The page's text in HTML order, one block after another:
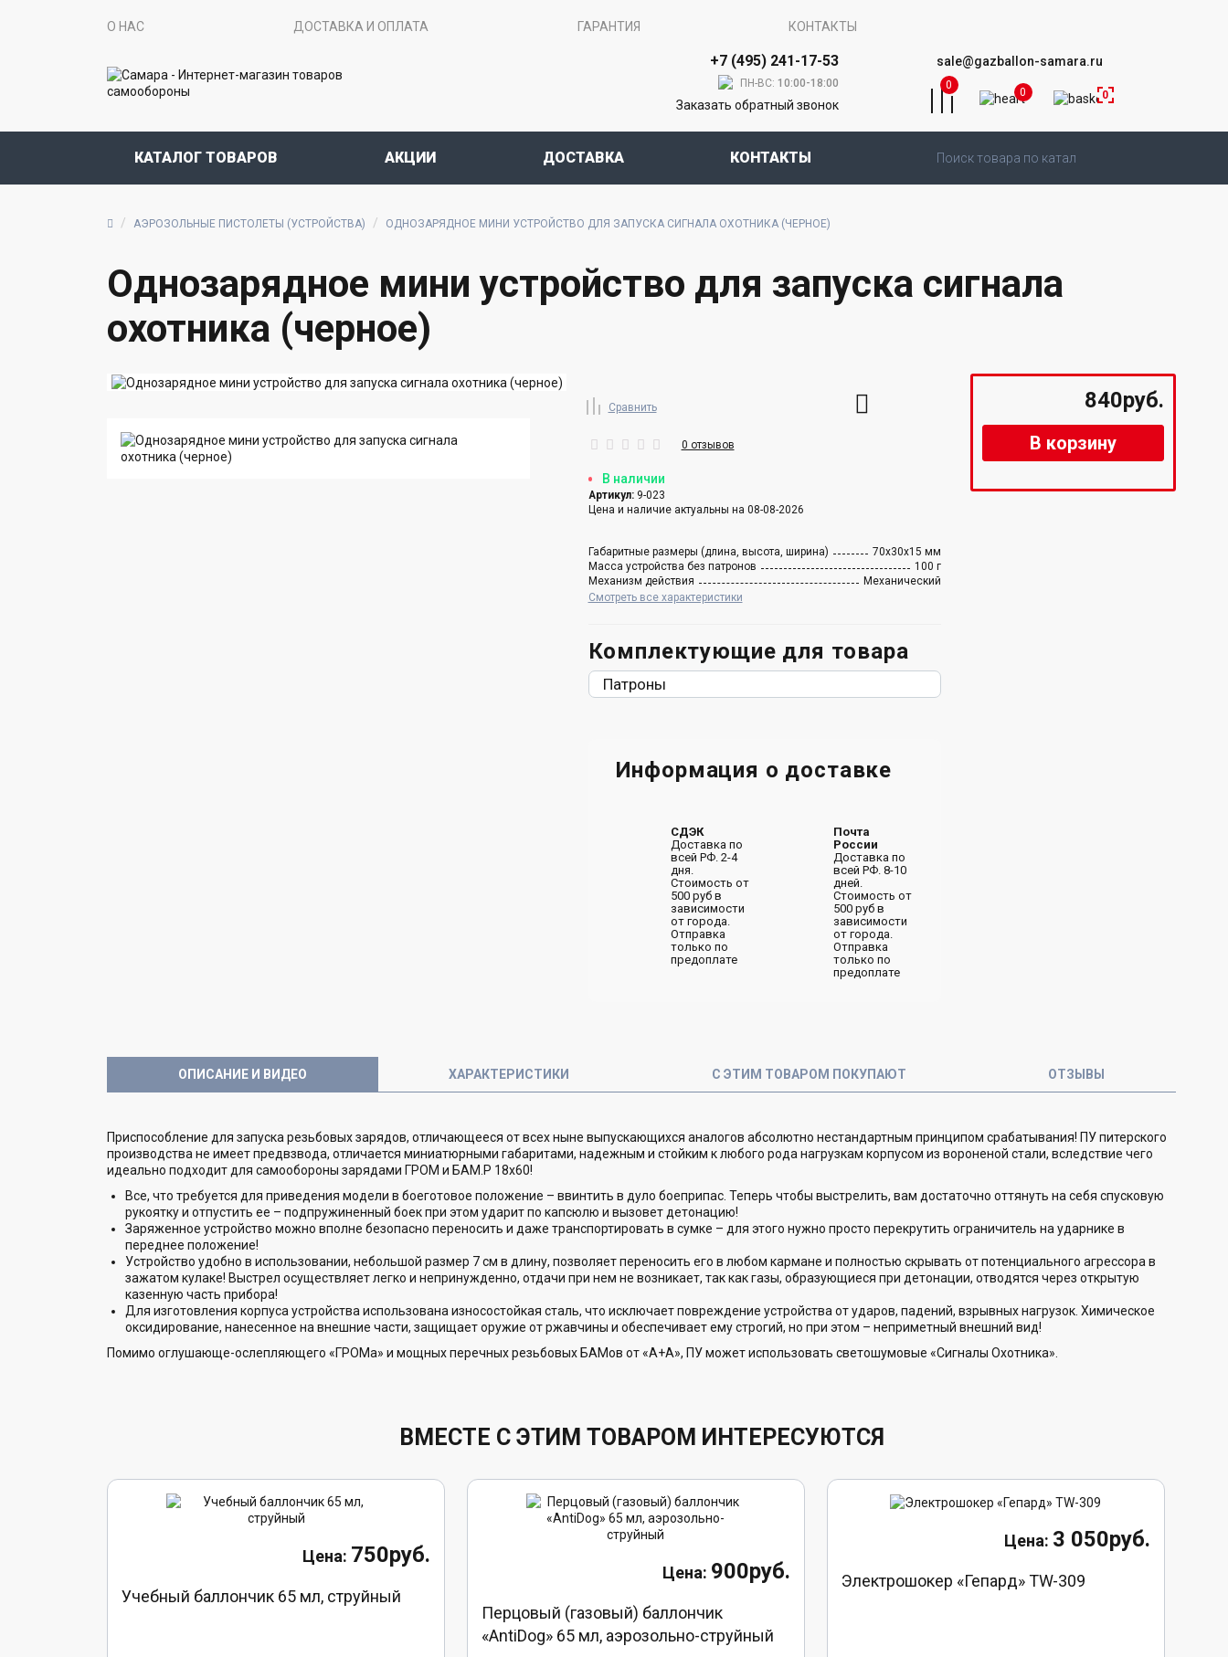
О НАС ДОСТАВКА И ОПЛАТА ГАРАНТИЯ КОНТАКТЫ
+7 (495) 241-17-53
ПН-ВС:10:00-18:00
Заказать обратный звонок
sale@gazballon-samara.ru
0
0 0
КАТАЛОГ ТОВАРОВ АКЦИИ ДОСТАВКА КОНТАКТЫ
АЭРОЗОЛЬНЫЕ ПИСТОЛЕТЫ (УСТРОЙСТВА) ОДНОЗАРЯДНОЕ МИНИ УСТРОЙСТВО ДЛЯ ЗАПУСКА СИГНАЛА ОХОТНИКА (ЧЕРНОЕ)
Однозарядное мини устройство для запуска сигнала
охотника (черное)
Сравнить
0 отзывов
В наличии
Артикул:9-023
Цена и наличие актуальны на 08-08-2026
Габаритные размеры (длина, высота, ширина)
70x30x15 мм
Масса устройства без патронов
100 г
Механизм действия
Механический
Смотреть все характеристики
Комплектующие для товара
Патроны
Информация о доставке
СДЭК
Доставка по
всей РФ. 2-4
дня.
Стоимость от
500 руб в
зависимости
от города.
Отправка
только по
предоплате
Почта
России
Доставка по
всей РФ. 8-10
дней.
Стоимость от
500 руб в
зависимости
от города.
Отправка
только по
предоплате
840руб.
В корзину
ОПИСАНИЕ И ВИДЕО ХАРАКТЕРИСТИКИ С ЭТИМ ТОВАРОМ ПОКУПАЮТ ОТЗЫВЫ
Приспособление для запуска резьбовых зарядов, отличающееся от всех ныне выпускающихся аналогов абсолютно нестандартным принципом срабатывания! ПУ питерского
производства не имеет предвзвода, отличается миниатюрными габаритами, надежным и стойким к любого рода нагрузкам корпусом из вороненой стали, вследствие чего
идеально подходит для самообороны зарядами ГРОМ и БАМ.Р 18х60!
Все, что требуется для приведения модели в боеготовое положение – ввинтить в дуло боеприпас. Теперь чтобы выстрелить, вам достаточно оттянуть на себя спусковую
рукоятку и отпустить ее – подпружиненный боек при этом ударит по капсюлю и вызовет детонацию!
Заряженное устройство можно вполне безопасно переносить и даже транспортировать в сумке – для этого нужно просто перекрутить ограничитель на ударнике в
переднее положение!
Устройство удобно в использовании, небольшой размер 7 см в длину, позволяет переносить его в любом кармане и полностью скрывать от потенциального агрессора в
зажатом кулаке! Выстрел осуществляет легко и непринужденно, отдачи при нем не возникает, так как газы, образующиеся при детонации, отводятся через открытую
казенную часть прибора!
Для изготовления корпуса устройства использована износостойкая сталь, что исключает повреждение устройства от ударов, падений, взрывных нагрузок. Химическое
оксидирование, нанесенное на внешние части, защищает оружие от ржавчины и обеспечивает ему строгий, но при этом – неприметный внешний вид!
Помимо оглушающе-ослепляющего «ГРОМа» и мощных перечных резьбовых БАМов от «А+А», ПУ может использовать светошумовые «Сигналы Охотника».
ВМЕСТЕ С ЭТИМ ТОВАРОМ ИНТЕРЕСУЮТСЯ
750руб.
Учебный баллончик 65 мл, струйный
900руб.
Перцовый (газовый) баллончик
«AntiDog» 65 мл, аэрозольно-струйный
3 050руб.
Электрошокер «Гепард» TW-309